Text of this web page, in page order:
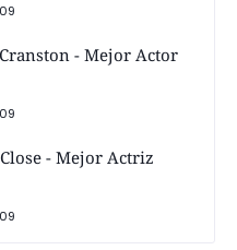
- Mejor Actor
- Mejor Actriz